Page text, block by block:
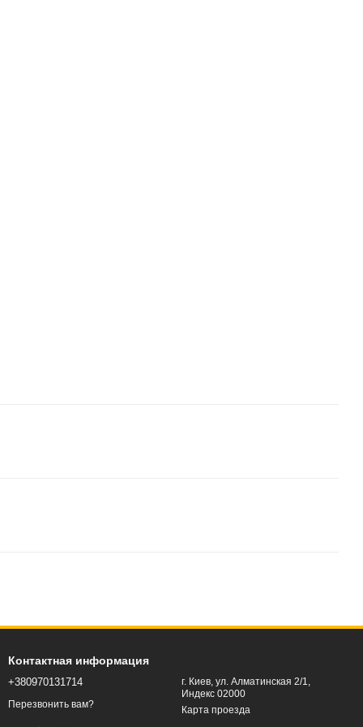
Контактная информация
+380970131714
Перезвонить вам?
г. Киев, ул. Алматинская 2/1,
Индекс 02000
Карта проезда